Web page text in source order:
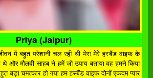
Priya (Jaipur)
में बहुत परेशानी चल रही थी मेरा मेरे हस्बैंड वाइफ के
और मौलवी साहब ने हमें जो उपाय बताया वह हमने किया
बड़ा चमत्कार हो गया हम हस्बैंड वाइफ दोनों एकदम प्यार